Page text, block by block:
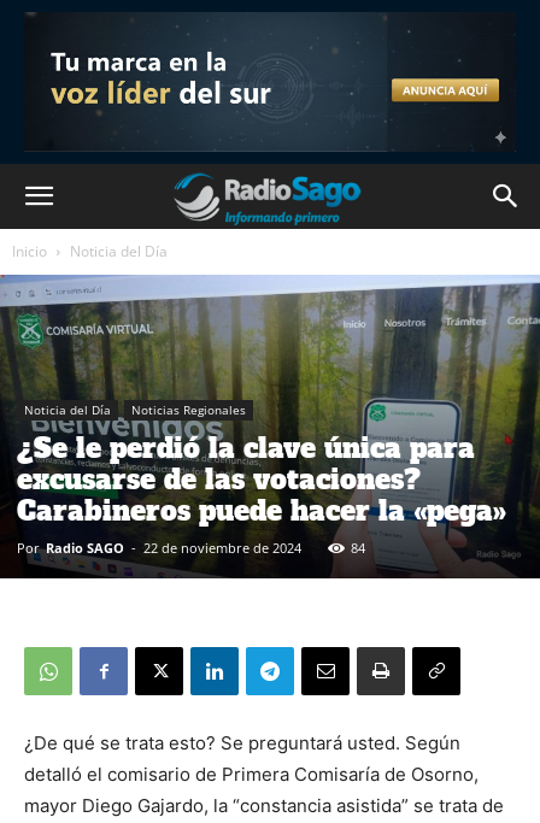
Inicio Noticia del Día
Noticia del Día Noticias Regionales
¿Se le perdió la clave única para
excusarse de las votaciones?
Carabineros puede hacer la «pega»
Por Radio SAGO - 22 de noviembre de 2024 84
¿De qué se trata esto? Se preguntará usted. Según
detalló el comisario de Primera Comisaría de Osorno,
mayor Diego Gajardo, la “constancia asistida” se trata de